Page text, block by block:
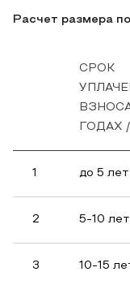
Расчет размера
СРОК
ГОДАХ /
1 до 5 лет
2 5-10 лет
3 10-15